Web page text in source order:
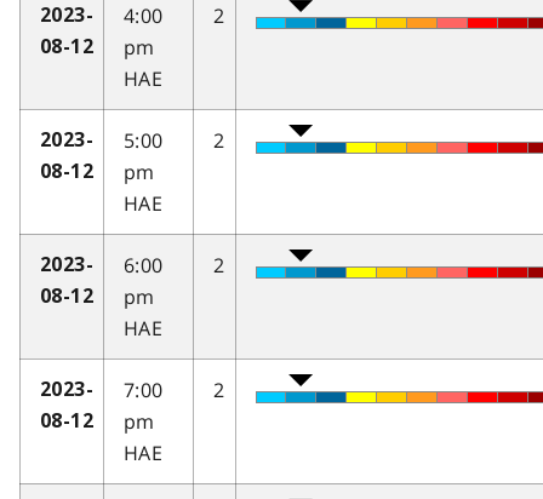
2023-
08-12
4:00
pm
HAE
2
2023-
08-12
5:00
pm
HAE
2
2023-
08-12
6:00
pm
HAE
2
2023-
08-12
7:00
pm
HAE
2